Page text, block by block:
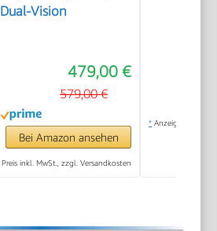
Dual-Vision
479,00 €
579,00 €
Bei Amazon ansehen
Preis inkl. MwSt., zzgl. Versandkosten
* Anzeige